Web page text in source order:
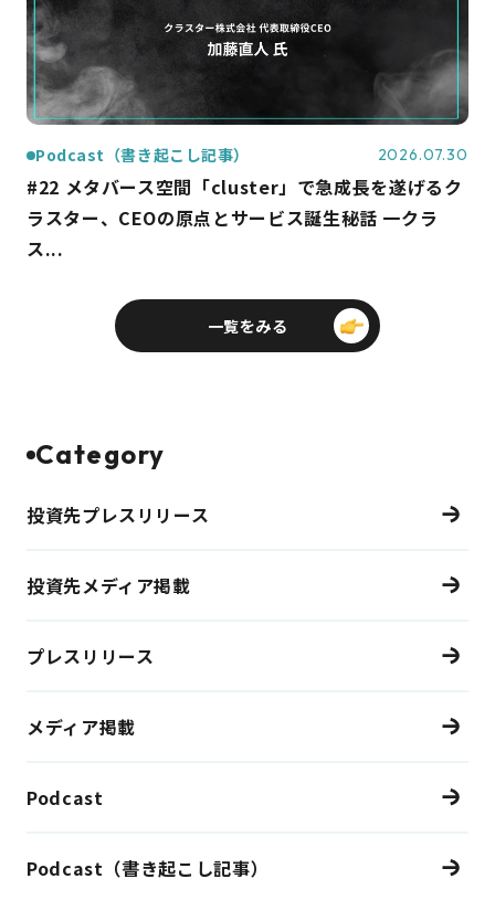
Podcast（書き起こし記事） 2026.07.30
#22 メタバース空間「cluster」で急成長を遂げるク
ラスター、CEOの原点とサービス誕生秘話 一クラ
ス...
一覧をみる
Category
投資先プレスリリース
投資先メディア掲載
プレスリリース
メディア掲載
Podcast
Podcast（書き起こし記事）